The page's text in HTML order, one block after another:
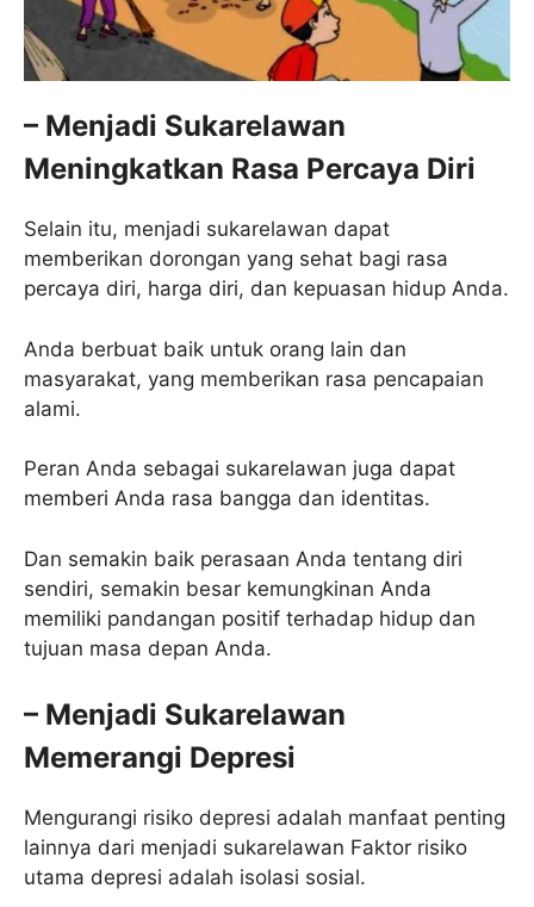
– Menjadi Sukarelawan
Meningkatkan Rasa Percaya Diri
Selain itu, menjadi sukarelawan dapat
memberikan dorongan yang sehat bagi rasa
percaya diri, harga diri, dan kepuasan hidup Anda.
Anda berbuat baik untuk orang lain dan
masyarakat, yang memberikan rasa pencapaian
alami.
Peran Anda sebagai sukarelawan juga dapat
memberi Anda rasa bangga dan identitas.
Dan semakin baik perasaan Anda tentang diri
sendiri, semakin besar kemungkinan Anda
memiliki pandangan positif terhadap hidup dan
tujuan masa depan Anda.
– Menjadi Sukarelawan
Memerangi Depresi
Mengurangi risiko depresi adalah manfaat penting
lainnya dari menjadi sukarelawan Faktor risiko
utama depresi adalah isolasi sosial.